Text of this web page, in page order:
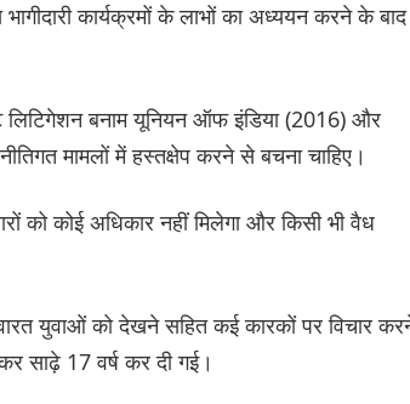
कार्यक्रमों के लाभों का अध्ययन करने के बाद
लिटिगेशन बनाम यूनियन ऑफ इंडिया (2016) और
मामलों में हस्तक्षेप करने से बचना चाहिए।
को कोई अधिकार नहीं मिलेगा और किसी भी वैध
युवाओं को देखने सहित कई कारकों पर विचार
साढ़े 17 वर्ष कर दी गई।